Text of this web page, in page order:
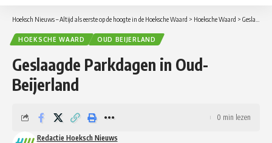
Hoeksch Nieuws – Altijd als eerste op de hoogte in de Hoeksche Waard > Hoeksche Waard > Geslaagde Parkdagen in Oud-Beijerland
HOEKSCHE WAARD OUD BEIJERLAND
Geslaagde Parkdagen in Oud-
Beijerland
Redactie Hoeksch Nieuws
0 min lezen